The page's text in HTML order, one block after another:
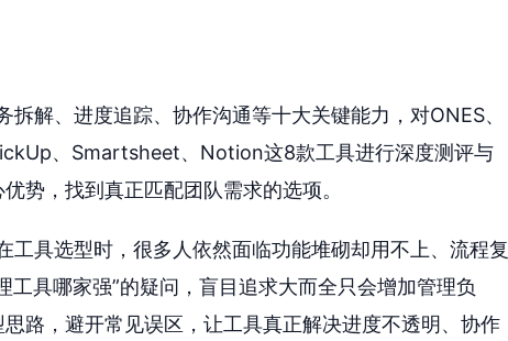
解、进度追踪、协作沟通等十大关键能力，对ONES、
、Smartsheet、Notion这8款工具进行深度测评与
势，找到真正匹配团队需求的选项。
具选型时，很多人依然面临功能堆砌却用不上、流程复
工具哪家强”的疑问，盲目追求大而全只会增加管理负
路，避开常见误区，让工具真正解决进度不透明、协作